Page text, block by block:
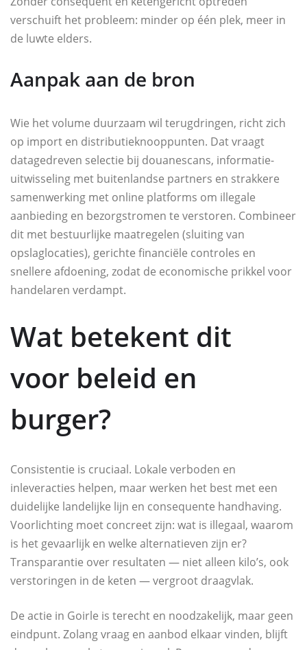
verschuift het probleem: minder op één plek, meer in
de luwte elders.
Aanpak aan de bron
Wie het volume duurzaam wil terugdringen, richt zich
op import en distributieknooppunten. Dat vraagt
datagedreven selectie bij douanescans, informatie-
uitwisseling met buitenlandse partners en strakkere
samenwerking met online platforms om illegale
aanbieding en bezorgstromen te verstoren. Combineer
dit met bestuurlijke maatregelen (sluiting van
opslaglocaties), gerichte financiële controles en
snellere afdoening, zodat de economische prikkel voor
handelaren verdampt.
Wat betekent dit
voor beleid en
burger?
Consistentie is cruciaal. Lokale verboden en
inleveracties helpen, maar werken het best met een
duidelijke landelijke lijn en consequente handhaving.
Voorlichting moet concreet zijn: wat is illegaal, waarom
is het gevaarlijk en welke alternatieven zijn er?
Transparantie over resultaten — niet alleen kilo’s, ook
verstoringen in de keten — vergroot draagvlak.
De actie in Goirle is terecht en noodzakelijk, maar geen
eindpunt. Zolang vraag en aanbod elkaar vinden, blijft